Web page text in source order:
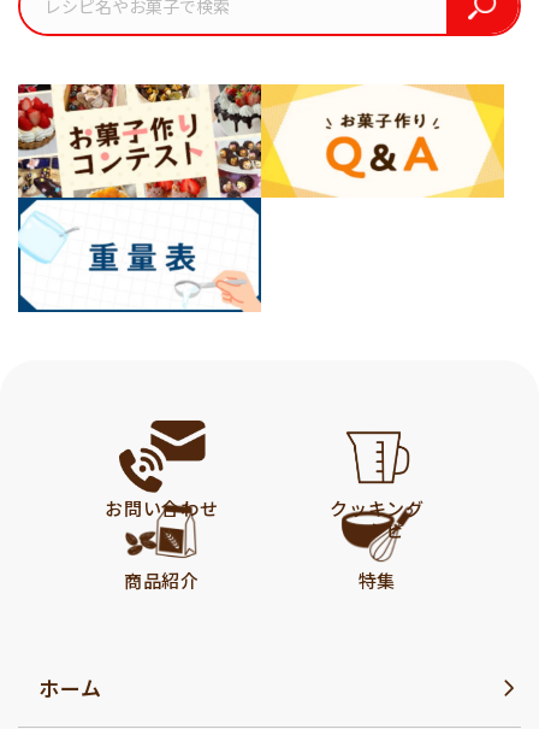
お問い合わせ
クッキング
レシピ
商品紹介
特集
ホーム